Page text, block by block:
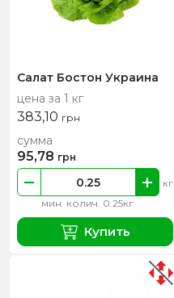
Салат Бостон Украина
цена за 1 кг
383,10 грн
мин. колич. 0.25кг
кг
сумма
95,78 грн
Купить